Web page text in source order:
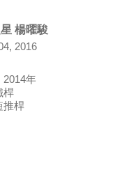
楊曜駿
2016
2014年
桿
推桿